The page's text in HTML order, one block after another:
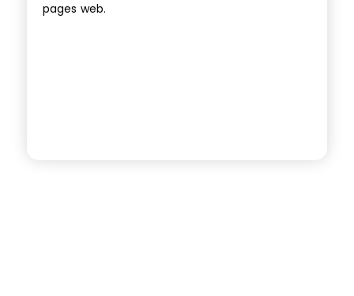
pages web.